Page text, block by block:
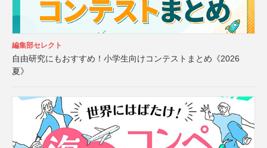
編集部セレクト
自由研究にもおすすめ！小学生向けコンテストまとめ《2026
夏》